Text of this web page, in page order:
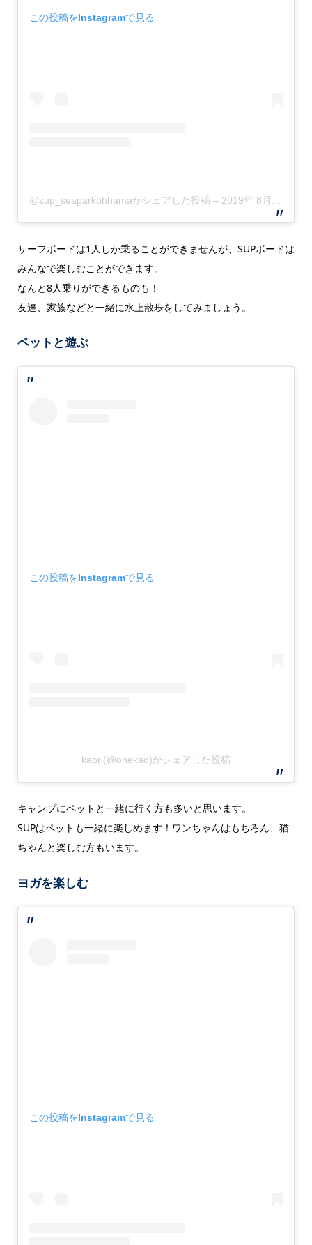
この投稿をInstagramで見る
@sup_seaparkohhamaがシェアした投稿 – 2019年 8月月4日午前1時15分PDT
サーフボードは1人しか乗ることができませんが、SUPボードは
みんなで楽しむことができます。
なんと8人乗りができるものも！
友達、家族などと一緒に水上散歩をしてみましょう。
ペットと遊ぶ
この投稿をInstagramで見る
kaori(@onekao)がシェアした投稿
キャンプにペットと一緒に行く方も多いと思います。
SUPはペットも一緒に楽しめます！ワンちゃんはもちろん、猫
ちゃんと楽しむ方もいます。
ヨガを楽しむ
この投稿をInstagramで見る